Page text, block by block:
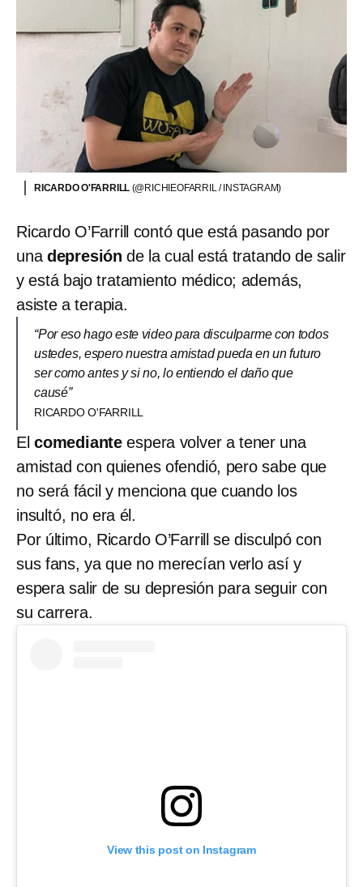
RICARDO O'FARRILL (@RICHIEOFARRIL / INSTAGRAM)
Ricardo O’Farrill contó que está pasando por
una depresiónde la cual está tratando de salir
y está bajo tratamiento médico; además,
asiste a terapia.
“Por eso hago este video para disculparme con todos
ustedes, espero nuestra amistad pueda en un futuro
ser como antes y si no, lo entiendo el daño que
causé”
RICARDO O'FARRILL
El comediante espera volver a tener una
amistad con quienes ofendió, pero sabe que
no será fácil y menciona que cuando los
insultó, no era él.
Por último, Ricardo O’Farrill se disculpó con
sus fans, ya que no merecían verlo así y
espera salir de su depresión para seguir con
su carrera.
View this post on Instagram